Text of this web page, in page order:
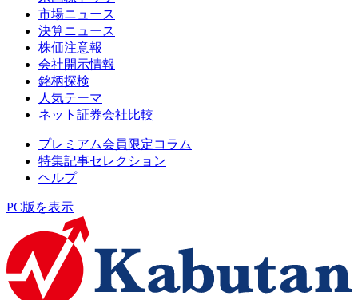
市場ニュース
決算ニュース
株価注意報
会社開示情報
銘柄探検
人気テーマ
ネット証券会社比較
プレミアム会員限定コラム
特集記事セレクション
ヘルプ
PC版を表示